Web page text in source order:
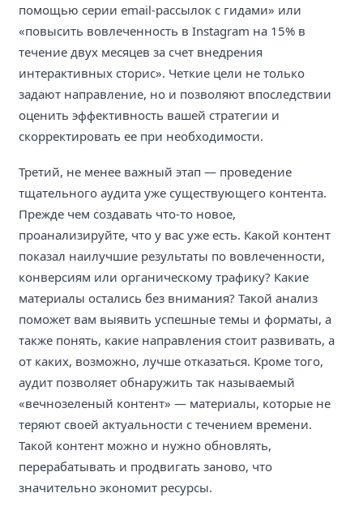
помощью серии email-рассылок с гидами» или
«повысить вовлеченность в Instagram на 15% в
течение двух месяцев за счет внедрения
интерактивных сторис». Четкие цели не только
задают направление, но и позволяют впоследствии
оценить эффективность вашей стратегии и
скорректировать ее при необходимости.
Третий, не менее важный этап — проведение
тщательного аудита уже существующего контента.
Прежде чем создавать что-то новое,
проанализируйте, что у вас уже есть. Какой контент
показал наилучшие результаты по вовлеченности,
конверсиям или органическому трафику? Какие
материалы остались без внимания? Такой анализ
поможет вам выявить успешные темы и форматы, а
также понять, какие направления стоит развивать, а
от каких, возможно, лучше отказаться. Кроме того,
аудит позволяет обнаружить так называемый
«вечнозеленый контент» — материалы, которые не
теряют своей актуальности с течением времени.
Такой контент можно и нужно обновлять,
перерабатывать и продвигать заново, что
значительно экономит ресурсы.